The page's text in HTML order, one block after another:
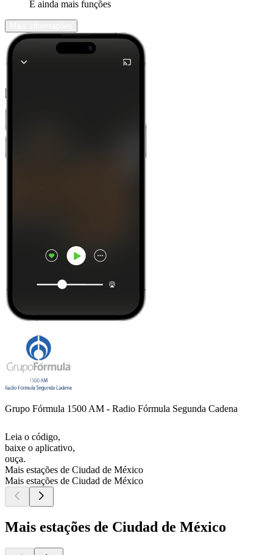
E ainda mais funções
Grupo Fórmula 1500 AM - Radio Fórmula Segunda Cadena
Leia o código,
baixe o aplicativo,
ouça.
Mais estações de Ciudad de México
Mais estações de Ciudad de México
Mais estações de Ciudad de México